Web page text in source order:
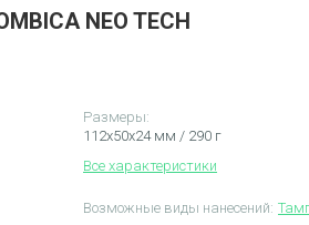
NEO TECH
Размеры:
112х50х24 мм / 290 г
Все характеристики
Возможные виды нанесений: